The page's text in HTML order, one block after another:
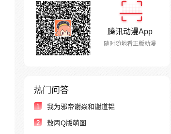
腾讯动漫App
随时随地看正版动漫
热门问答
1 我为邪帝谢焱和谢道韫
2 敖丙Q版萌图